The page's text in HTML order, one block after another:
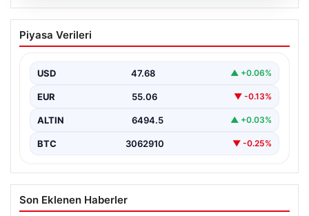
Manisa’da Rüşvet Soruşturması: Yeni
Parti İl Başkanı İlksen Özalper
Manisa'da yaşanan rüşvet operasyonu kapsamında
gözaltına…
Piyasa Verileri
USD 47.68 ▲ +0.06%
EUR 55.06 ▼ -0.13%
ALTIN 6494.5 ▲ +0.03%
BTC 3062910 ▼ -0.25%
Son Eklenen Haberler